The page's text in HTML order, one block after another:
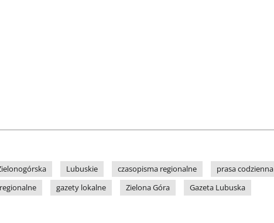
Lubuskie czasopisma regionalne prasa codzienna
gazety lokalne Zielona Góra Gazeta Lubuska